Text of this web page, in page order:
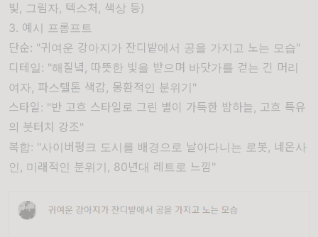
빛, 그림자, 텍스처, 색상 등)
3. 예시 프롬프트
단순: "귀여운 강아지가 잔디밭에서 공을 가지고 노는 모습"
디테일: "해질녘, 따뜻한 빛을 받으며 바닷가를 걷는 긴 머리
여자, 파스텔톤 색감, 몽환적인 분위기"
스타일: "반 고흐 스타일로 그린 별이 가득한 밤하늘, 고흐 특유
의 붓터치 강조"
복합: "사이버펑크 도시를 배경으로 날아다니는 로봇, 네온사
인, 미래적인 분위기, 80년대 레트로 느낌"